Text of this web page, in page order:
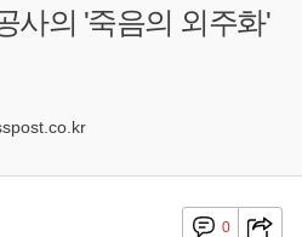
사의 '죽음의 외주화'
0